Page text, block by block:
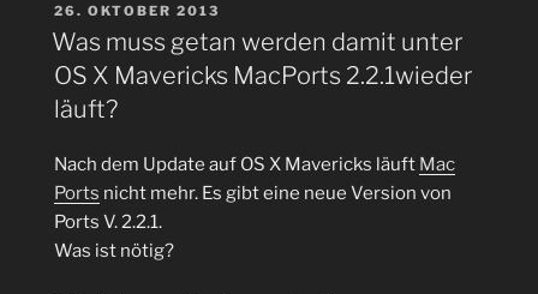
VERÖFFENTLICHT
AM
26. OKTOBER 2013
Was muss getan werden damit unter
OS X Mavericks MacPorts 2.2.1wieder
läuft?
Nach dem Update auf OS X Mavericks läuft Mac
Ports nicht mehr. Es gibt eine neue Version von
Ports V. 2.2.1.
Was ist nötig?